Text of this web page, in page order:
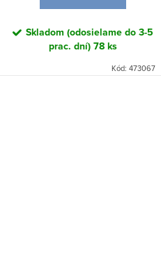
Skladom (odosielame do 3-5
prac. dní)78 ks
Kód: 473067